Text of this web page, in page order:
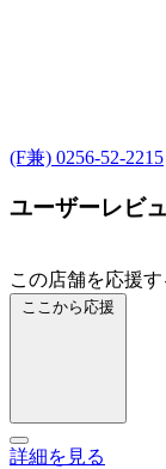
(F兼) 0256-52-2215
ユーザーレビ
この店舗を応援す
ここから応援
詳細を見る